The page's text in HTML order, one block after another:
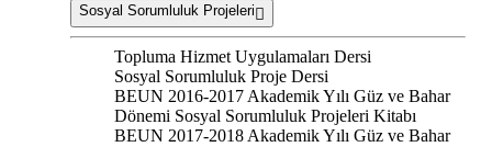
Sosyal Sorumluluk Projeleri
Topluma Hizmet Uygulamaları Dersi
Sosyal Sorumluluk Proje Dersi
BEUN 2016-2017 Akademik Yılı Güz ve Bahar
Dönemi Sosyal Sorumluluk Projeleri Kitabı
BEUN 2017-2018 Akademik Yılı Güz ve Bahar